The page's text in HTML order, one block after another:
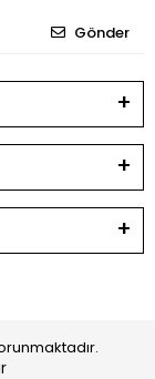
Gönder